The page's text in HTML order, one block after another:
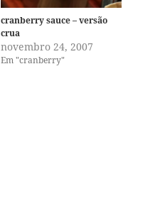
cranberry sauce – versão
crua
novembro 24, 2007
Em "cranberry"